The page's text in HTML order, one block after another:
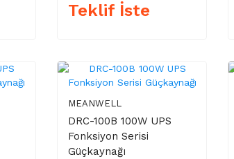
Teklif İste
MEANWELL
DRC-100B 100W UPS
Fonksiyon Serisi
Güçkaynağı